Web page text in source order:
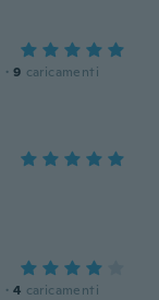
· 9 caricamenti
· 4 caricamenti